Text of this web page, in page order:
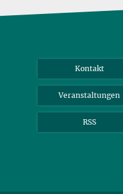
Kontakt
Veranstaltungen
RSS